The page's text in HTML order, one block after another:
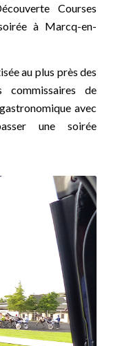
Courses
à Marcq-en-
au plus près des
commissaires de
avec
une soirée